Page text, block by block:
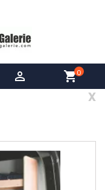
 shopping_cart0
x